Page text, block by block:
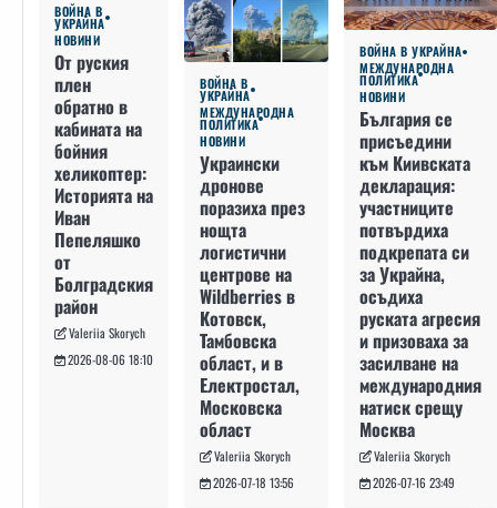
ВОЙНА В
УКРАЙНА
НОВИНИ
От руския
плен
обратно в
кабината на
бойния
хеликоптер:
Историята на
Иван
Пепеляшко
от
Болградския
район
Valeriia Skorych
2026-08-06 18:10
ВОЙНА В
УКРАЙНА
МЕЖДУНАРОДНА
ПОЛИТИКА
НОВИНИ
Украински
дронове
поразиха през
нощта
логистични
центрове на
Wildberries в
Котовск,
Тамбовска
област, и в
Електростал,
Московска
област
Valeriia Skorych
2026-07-18 13:56
ВОЙНА В УКРАЙНА
МЕЖДУНАРОДНА
ПОЛИТИКА
НОВИНИ
България се
присъедини
към Киивската
декларация:
участниците
потвърдиха
подкрепата си
за Украйна,
осъдиха
руската агресия
и призоваха за
засилване на
международния
натиск срещу
Москва
Valeriia Skorych
2026-07-16 23:49